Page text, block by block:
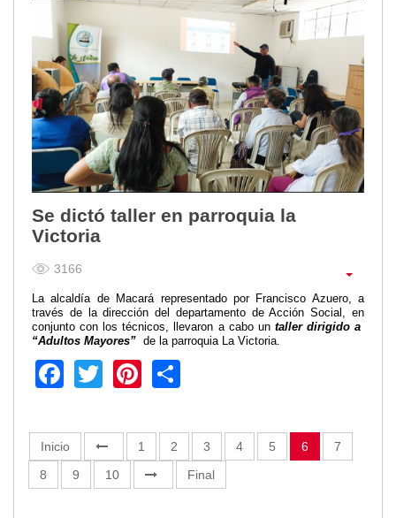
Se dictó taller en parroquia la
Victoria
3166
La alcaldía de Macará representado por Francisco Azuero, a
través de la dirección del departamento de Acción Social, en
conjunto con los técnicos, llevaron a cabo untaller dirigido a
“Adultos Mayores” de la parroquia La Victoria.
Facebook
TwitterPinterest
Inicio 1 2 3 4 5 6
7
8
9 10 Final